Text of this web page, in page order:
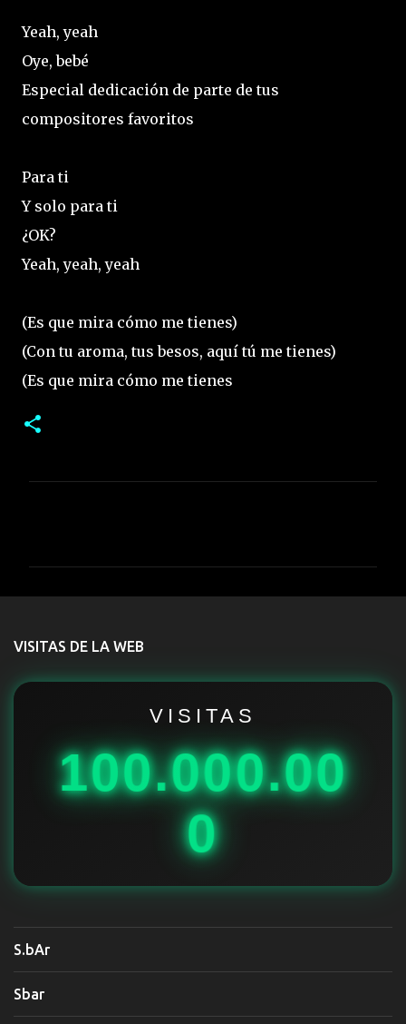
Yeah, yeah
Oye, bebé
Especial dedicación de parte de tus
compositores favoritos
Para ti
Y solo para ti
¿OK?
Yeah, yeah, yeah
(Es que mira cómo me tienes)
(Con tu aroma, tus besos, aquí tú me tienes)
(Es que mira cómo me tienes
t
r
VISITAS DE LA WEB
VISITAS
100.000.00
0
S.bAr
Sbar